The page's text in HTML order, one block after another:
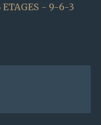
ETAGES - 9-6-3